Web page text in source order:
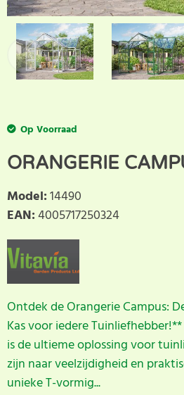
Op Voorraad
ORANGERIE
Model:14490
EAN:4005717250324
Ontdek de Orangerie Campus:
Kas voor iedere
is de ultieme oplossing voor
zijn naar veelzijdigheid en
unieke T-vormig...